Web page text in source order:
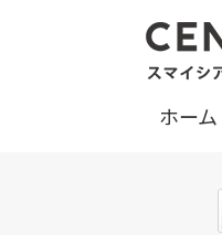
ホーム